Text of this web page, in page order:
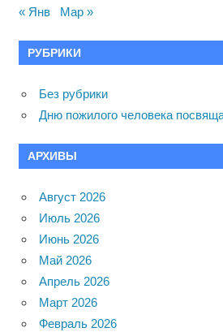
« Янв Мар »
РУБРИКИ
Без рубрики
Дню пожилого человека
АРХИВЫ
Август 2026
Июль 2026
Июнь 2026
Май 2026
Апрель 2026
Март 2026
Февраль 2026